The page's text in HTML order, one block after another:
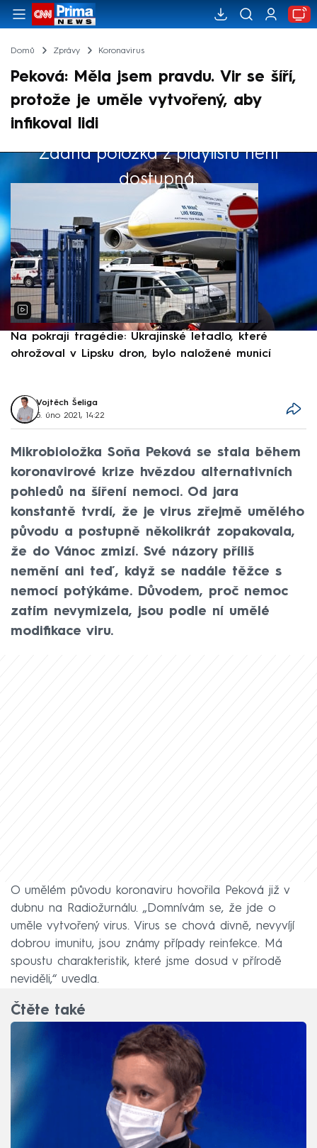
Domů Zprávy Koronavirus
Peková: Měla jsem pravdu. Vir se šíří,
protože je uměle vytvořený, aby
infikoval lidi
Žádná položka z playlistu není
dostupná.
Výběr redakce
Na pokraji tragédie: Ukrajinské letadlo, které
ohrožoval v Lipsku dron, bylo naložené municí
Vojtěch Šeliga
5. úno 2021, 14:22
Mikrobioložka Soňa Peková se stala během
koronavirové krize hvězdou alternativních
pohledů na šíření nemoci. Od jara
konstantě tvrdí, že je virus zřejmě umělého
původu a postupně několikrát zopakovala,
že do Vánoc zmizí. Své názory příliš
nemění ani teď, když se nadále těžce s
nemocí potýkáme. Důvodem, proč nemoc
zatím nevymizela, jsou podle ní umělé
modifikace viru.
O umělém původu koronaviru hovořila Peková již v
dubnu na Radiožurnálu. „Domnívám se, že jde o
uměle vytvořený virus. Virus se chová divně, nevyvíjí
dobrou imunitu, jsou známy případy reinfekce. Má
spoustu charakteristik, které jsme dosud v přírodě
neviděli,“ uvedla.
Čtěte také